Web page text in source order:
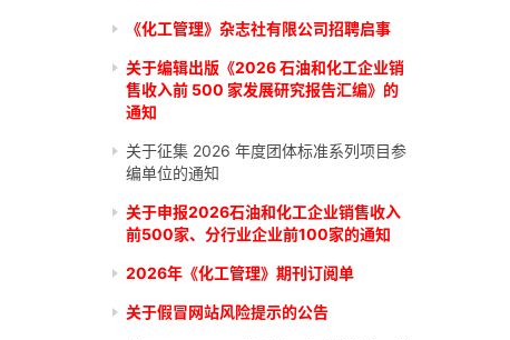
《化工管理》杂志社有限公司招聘启事
关于编辑出版《2026 石油和化工企业销
售收入前 500 家发展研究报告汇编》的
通知
关于征集 2026 年度团体标准系列项目参
编单位的通知
关于申报2026石油和化工企业销售收入
前500家、分行业企业前100家的通知
2026年《化工管理》期刊订阅单
关于假冒网站风险提示的公告